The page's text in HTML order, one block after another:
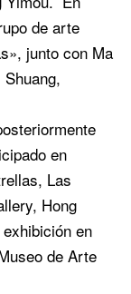
de arte
junto con Ma
en
Las
Hong
en
de Arte